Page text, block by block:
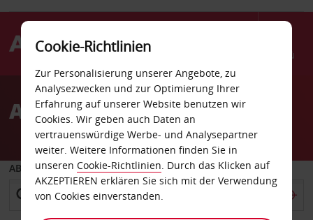
Menü
AvisAutovermietung Elverum
ABHOLEN VON
Cookie-Richtlinien
Zur Personalisierung unserer Angebote, zu
Analysezwecken und zur Optimierung Ihrer
Erfahrung auf unserer Website benutzen wir
Cookies. Wir geben auch Daten an
vertrauenswürdige Werbe- und Analysepartner
weiter. Weitere Informationen finden Sie in
unseren Cookie-Richtlinien. Durch das Klicken auf
AKZEPTIEREN erklären Sie sich mit der Verwendung
von Cookies einverstanden.